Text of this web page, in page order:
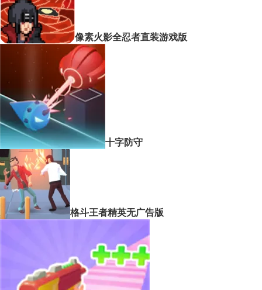
像素火影全忍者直装游戏版
十字防守
格斗王者精英无广告版